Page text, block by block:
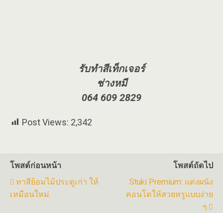
รับทำสีเท็กเจอร์
ช่างหมี
064 609 2829
Post Views: 2,342
โพสต์ก่อนหน้า
ทาสีย้อมไม้ประตูเก่า ให้
เหมือนใหม่
โพสต์ถัดไป
Stuki Premium: แต่งผนัง
คอนโดให้สวยหรูแบบง่าย
ๆ